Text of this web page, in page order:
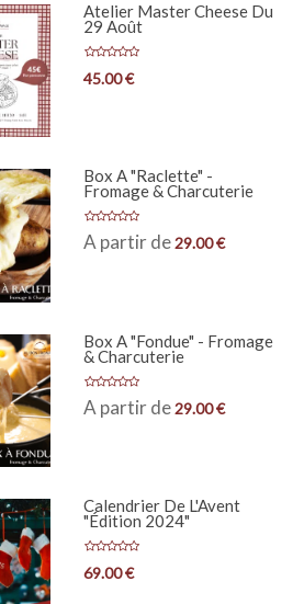
Atelier Master Cheese Du
29 Août
45.00€
Box À "Raclette" -
Fromage & Charcuterie
A partir de29.00€
Box À "Fondue" - Fromage
& Charcuterie
A partir de29.00€
Calendrier De L'Avent
"édition 2024"
69.00€